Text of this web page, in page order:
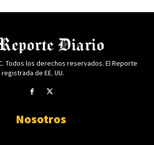
Todos los derechos reservados. El Reporte
de EE. UU.
Nosotros